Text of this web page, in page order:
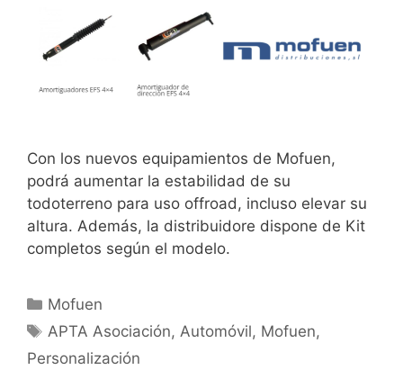
Con los nuevos equipamientos de Mofuen,
podrá aumentar la estabilidad de su
todoterreno para uso offroad, incluso elevar su
altura. Además, la distribuidore dispone de Kit
completos según el modelo.
Mofuen
APTA Asociación,Automóvil, Mofuen,
Personalización